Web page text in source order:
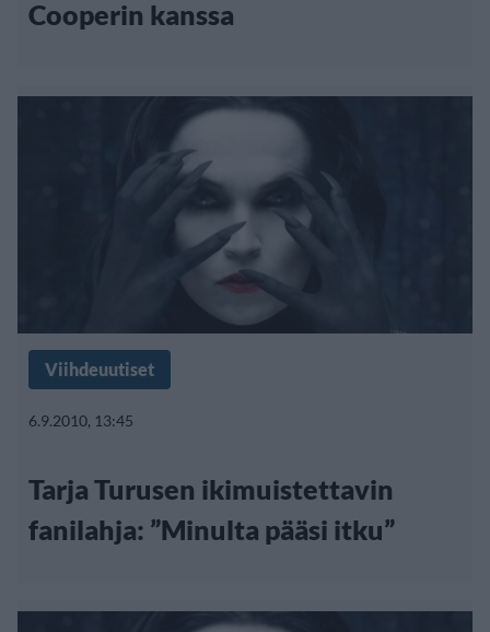
Cooperin kanssa
Viihdeuutiset
6.9.2010, 13:45
Tarja Turusen ikimuistettavin
fanilahja: ”Minulta pääsi itku”